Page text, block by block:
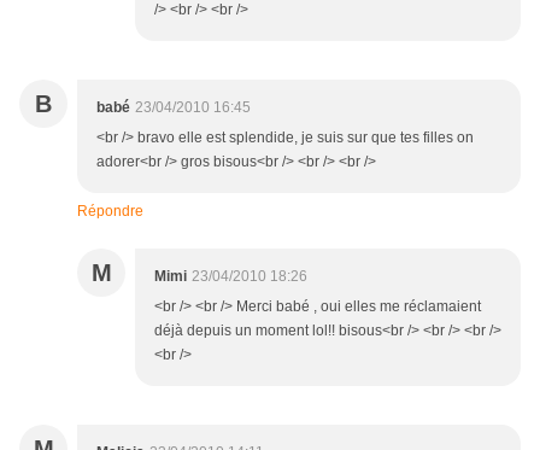
/> <br /> <br />
B babé 23/04/2010 16:45
<br /> bravo elle est splendide, je suis sur que tes filles on
adorer<br /> gros bisous<br /> <br /> <br />
Répondre
M Mimi 23/04/2010 18:26
<br /> <br /> Merci babé , oui elles me réclamaient
déjà depuis un moment lol!! bisous<br /> <br /> <br />
<br />